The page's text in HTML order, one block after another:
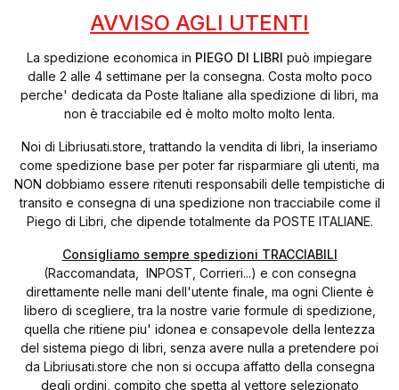
AVVISO AGLI UTENTI
La spedizione economica in PIEGO DI LIBRI può impiegare
dalle 2 alle 4 settimane per la consegna. Costa molto poco
perche' dedicata da Poste Italiane alla spedizione di libri, ma
non è tracciabile ed è molto molto molto lenta.
Noi di Libriusati.store, trattando la vendita di libri, la inseriamo
come spedizione base per poter far risparmiare gli utenti, ma
NON dobbiamo essere ritenuti responsabili delle tempistiche di
transito e consegna di una spedizione non tracciabile come il
Piego di Libri, che dipende totalmente da POSTE ITALIANE.
Consigliamo sempre spedizioni TRACCIABILI
(Raccomandata, INPOST, Corrieri...) e con consegna
direttamente nelle mani dell'utente finale, ma ogni Cliente è
libero di scegliere, tra la nostre varie formule di spedizione,
quella che ritiene piu' idonea e consapevole della lentezza
del sistema piego di libri, senza avere nulla a pretendere poi
da Libriusati.store che non si occupa affatto della consegna
degli ordini, compito che spetta al vettore selezionato